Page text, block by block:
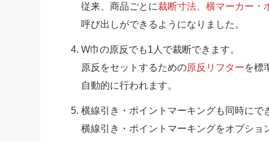
従来、商品ごとに裁断寸法、横マーカー・
呼び出しができるようになりました。
W巾の原反でも1人で裁断できます。
原反をセットするための原反リフターを標
自動的に行われます。
横線引き・ポイントマーキングも同時にで
横線引き・ポイントマーキングをオプショ